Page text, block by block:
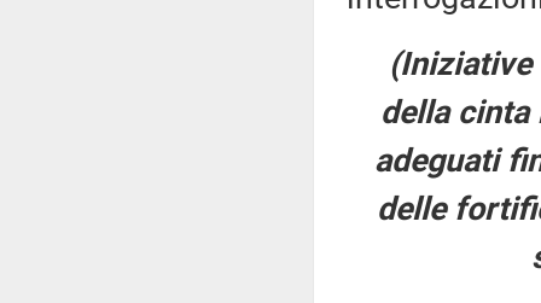
(Iniziative
della cinta
adeguati
delle